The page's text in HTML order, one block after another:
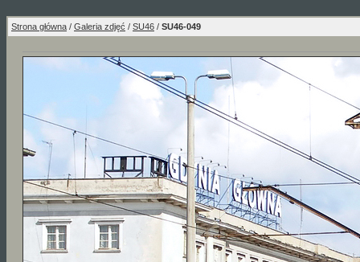
Strona główna / Galeria zdjęć / SU46 / SU46-049